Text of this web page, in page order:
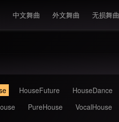
中文舞曲 外文舞曲 无损舞曲
HouseFuture HouseDance
PureHouse VocalHouse